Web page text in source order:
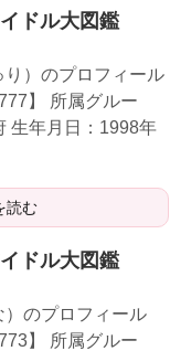
ドル大図鑑
）のプロフィール
】 所属グルー
生年月日：1998年
読む
ドル大図鑑
のプロフィール
】 所属グルー